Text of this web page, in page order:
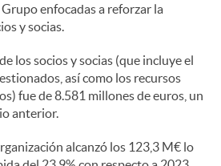
enfocadas a reforzar la
y socias.
los socios y socias (que incluye el
así como los recursos
fue de 8.581 millones de euros, un
anterior.
alcanzó los 123,3 M€ lo